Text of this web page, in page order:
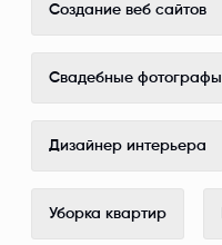
Создание веб сайтов
Свадебные фотографы
Дизайнер интерьера
Уборка квартир